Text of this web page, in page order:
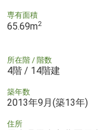
専有面積
65.69m2
所在階 / 階数
4階 / 14階建
築年数
2013年9月(築13年)
住所